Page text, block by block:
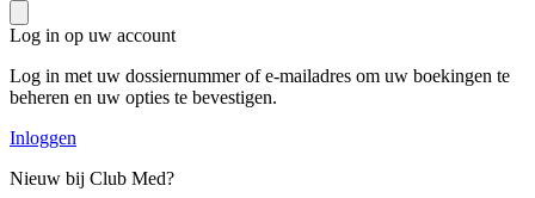
Log in op uw account
Log in met uw dossiernummer of e-mailadres om uw boekingen te
beheren en uw opties te bevestigen.
Inloggen
Nieuw bij Club Med?